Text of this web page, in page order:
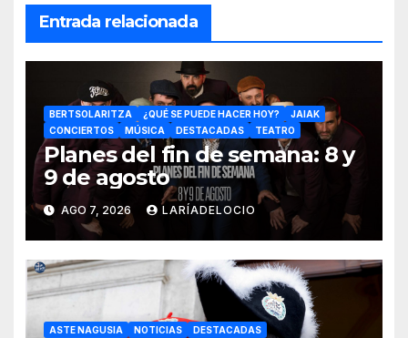
Entrada relacionada
BERTSOLARITZA ¿QUÉ SE PUEDE HACER HOY?
JAIAK
CONCIERTOS
MÚSICA DESTACADAS TEATRO
Planes del fin de semana: 8 y
9 de agosto
AGO 7, 2026 LARÍADELOCIO
ASTE NAGUSIA NOTICIAS DESTACADAS